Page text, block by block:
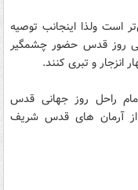
است ولذا اینجانب توصیه
روز قدس حضور چشمگیر
انزجار و تبری کنند.
راحل روز جهانی قدس
از آرمان های قدس شریف